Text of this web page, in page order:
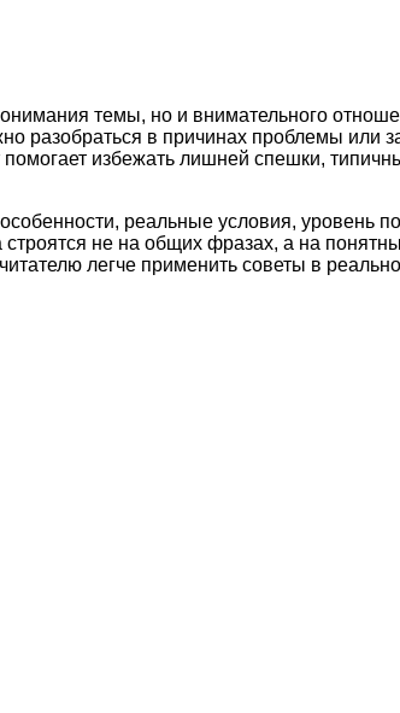
темы, но и внимательного
разобраться в причинах проблемы или
избежать лишней спешки,
реальные условия, уровень
не на общих фразах, а на
легче применить советы в